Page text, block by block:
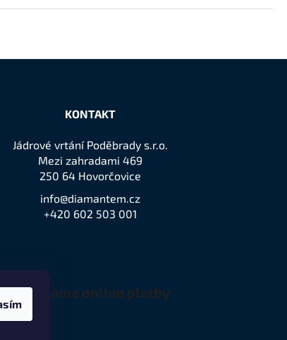
KONTAKT
Jádrové vrtání Poděbrady s.r.o.
Mezi zahradami 469
250 64 Hovorčovice
info@diamantem.cz
+420 602 503 001
Přijímáme online platby